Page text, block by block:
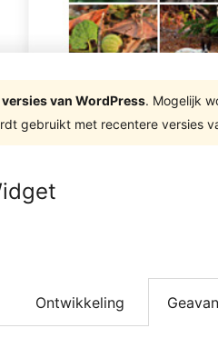
van WordPress. Mogelijk
gebruikt met recentere versies
Ontwikkeling